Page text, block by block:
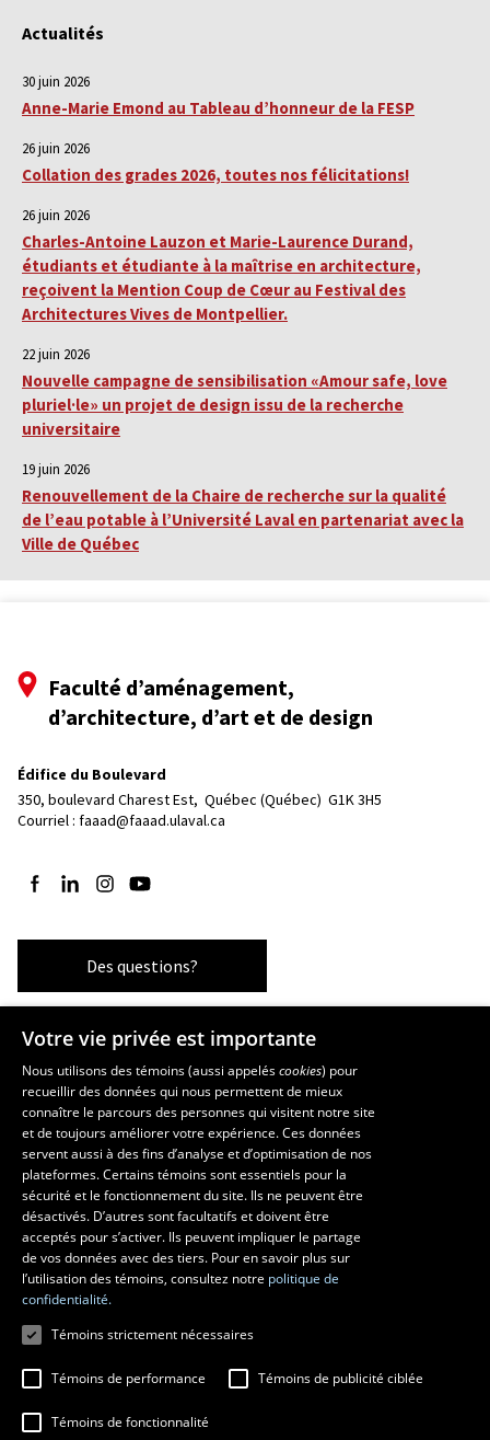
Actualités
30 juin 2026
Anne-Marie Emond au Tableau d’honneur de la FESP
26 juin 2026
Collation des grades 2026, toutes nos félicitations!
26 juin 2026
Charles-Antoine Lauzon et Marie-Laurence Durand,
étudiants et étudiante à la maîtrise en architecture,
reçoivent la Mention Coup de Cœur au Festival des
Architectures Vives de Montpellier.
22 juin 2026
Nouvelle campagne de sensibilisation «Amour safe, love
pluriel·le» un projet de design issu de la recherche
universitaire
19 juin 2026
Renouvellement de la Chaire de recherche sur la qualité
de l’eau potable à l’Université Laval en partenariat avec la
Ville de Québec
Faculté d’aménagement,
d’architecture, d’art et de design
Édifice du Boulevard
350, boulevard Charest Est, Québec (Québec)  G1K 3H5
Courriel : faaad@faaad.ulaval.ca
Suivez-nous sur Facebook
Suivez-nous sur LinkedIn
Suivez-nous sur Instagram
Suivez-nous sur YouTube
Des questions?
Les écoles et la recherche
École supérieure d’aménagement du territoire et de développement
régional
École d’architecture
École d’art
École de design
Centre de recherche en aménagement et développement
Votre vie privée est importante
Nous utilisons des témoins (aussi appeléscookies) pour
recueillir des données qui nous permettent de mieux
connaître le parcours des personnes qui visitent notre site
et de toujours améliorer votre expérience. Ces données
servent aussi à des fins d’analyse et d’optimisation de nos
plateformes. Certains témoins sont essentiels pour la
sécurité et le fonctionnement du site. Ils ne peuvent être
désactivés. D’autres sont facultatifs et doivent être
acceptés pour s’activer. Ils peuvent impliquer le partage
de vos données avec des tiers. Pour en savoir plus sur
l’utilisation des témoins, consultez notre politique de
confidentialité.
Témoins strictement nécessaires
Témoins de performance Témoins de publicité ciblée
Témoins de fonctionnalité